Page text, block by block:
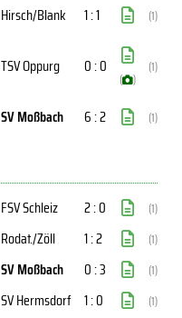
Hirsch/Blank 1 : 1 (1)
TSV Oppurg 0 : 0
( )
(1)
SV Moßbach 6 : 2 (1)
FSV Schleiz 2 : 0 (1)
Rodat./Zöll 1 : 2 (1)
SV Moßbach 0 : 3 (1)
SV Hermsdorf 1 : 0 (1)